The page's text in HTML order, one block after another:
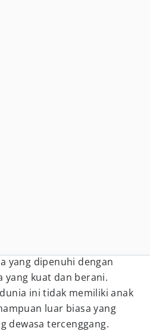
yang dipenuhi dengan
yang kuat dan berani.
ini tidak memiliki anak
luar biasa yang
dewasa tercenggang.